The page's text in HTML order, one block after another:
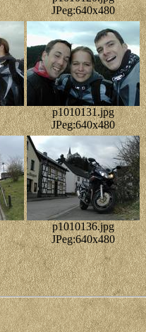
JPeg:640x480
p1010131.jpg
JPeg:640x480
p1010136.jpg
JPeg:640x480